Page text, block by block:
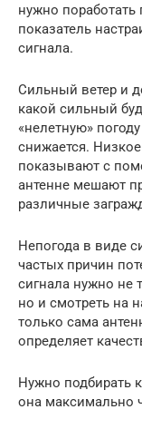
нужно поработать
показатель
сигнала.
Сильный ветер и
какой сильный
«нелетную»
снижается.
показывают с
антенне мешают
различные
Непогода в виде
частых причин
сигнала нужно не
но и смотреть на
только сама
определяет
Нужно подбирать
она максимально